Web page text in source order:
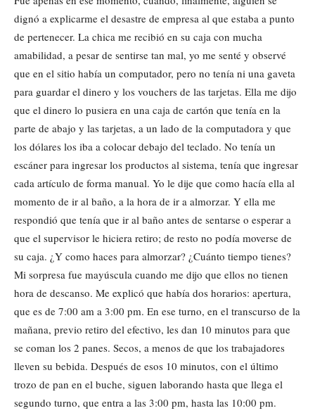
dignó a explicarme el desastre de empresa al que estaba a punto
de pertenecer. La chica me recibió en su caja con mucha
amabilidad, a pesar de sentirse tan mal, yo me senté y observé
que en el sitio había un computador, pero no tenía ni una gaveta
para guardar el dinero y los vouchers de las tarjetas. Ella me dijo
que el dinero lo pusiera en una caja de cartón que tenía en la
parte de abajo y las tarjetas, a un lado de la computadora y que
los dólares los iba a colocar debajo del teclado. No tenía un
escáner para ingresar los productos al sistema, tenía que ingresar
cada artículo de forma manual. Yo le dije que como hacía ella al
momento de ir al baño, a la hora de ir a almorzar. Y ella me
respondió que tenía que ir al baño antes de sentarse o esperar a
que el supervisor le hiciera retiro; de resto no podía moverse de
su caja. ¿Y como haces para almorzar? ¿Cuánto tiempo tienes?
Mi sorpresa fue mayúscula cuando me dijo que ellos no tienen
hora de descanso. Me explicó que había dos horarios: apertura,
que es de 7:00 am a 3:00 pm. En ese turno, en el transcurso de la
mañana, previo retiro del efectivo, les dan 10 minutos para que
se coman los 2 panes. Secos, a menos de que los trabajadores
lleven su bebida. Después de esos 10 minutos, con el último
trozo de pan en el buche, siguen laborando hasta que llega el
segundo turno, que entra a las 3:00 pm, hasta las 10:00 pm.